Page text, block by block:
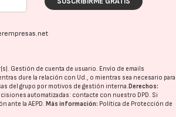
Gestión de cuenta de usuario. Envío de emails
dure la relación con Ud., o mientras sea necesario para
del grupo por motivos de gestión interna.Derechos:
automatizadas: contacte con nuestro DPD. Si
ante laAEPD.Más información: Política de Protección de